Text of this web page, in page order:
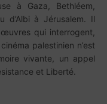
à Gaza, Bethléem,
d’Albi à Jérusalem. Il
qui interrogent,
palestinien n’est
vivante, un appel
et Liberté.